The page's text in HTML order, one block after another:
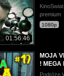
01:56:46
KinoSwiat
premium
1080p
MOJA
! MEGA
Podróże